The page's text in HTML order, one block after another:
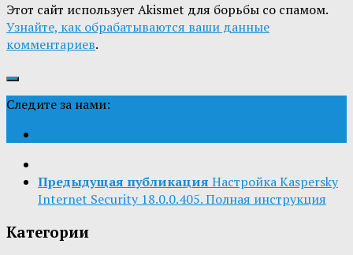
Этот сайт использует Akismet для борьбы со спамом.
Узнайте, как обрабатываются ваши данные
комментариев.
Следите за нами:
Предыдущая публикация Настройка Kaspersky
Internet Security 18.0.0.405. Полная инструкция
Категории